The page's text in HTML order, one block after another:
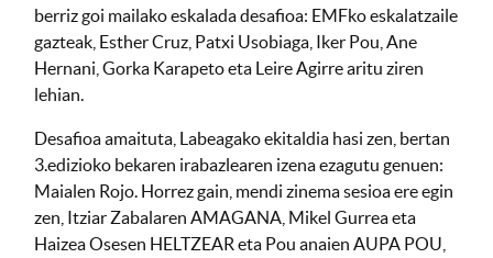
berriz goi mailako eskalada desafioa: EMFko eskalatzaile
gazteak, Esther Cruz, Patxi Usobiaga, Iker Pou, Ane
Hernani, Gorka Karapeto eta Leire Agirre aritu ziren
lehian.
Desafioa amaituta, Labeagako ekitaldia hasi zen, bertan
3.edizioko bekaren irabazlearen izena ezagutu genuen:
Maialen Rojo. Horrez gain, mendi zinema sesioa ere egin
zen, Itziar Zabalaren AMAGANA, Mikel Gurrea eta
Haizea Osesen HELTZEAR eta Pou anaien AUPA POU,